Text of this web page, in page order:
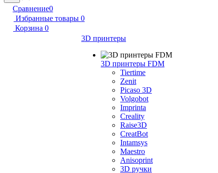
Сравнение0
Избранные товары 0
Корзина 0
3D принтеры
3D принтеры FDM
Tiertime
Zenit
Picaso 3D
Volgobot
Imprinta
Creality
Raise3D
CreatBot
Intamsys
Maestro
Anisoprint
3D ручки